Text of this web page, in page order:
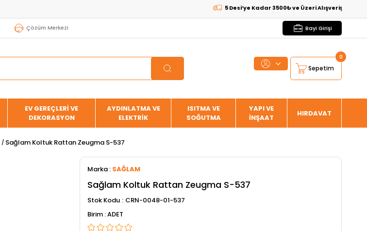
5 Desi’ye Kadar 3500₺ ve Üzeri AlışverişlerdeKARGO
Çözüm Merkezi Bayi Girişi
Sepetim
0
EV GEREÇLERİ VE
DEKORASYON
AYDINLATMA VE
ELEKTRİK
ISITMA VE
SOĞUTMA
YAPI VE
İNŞAAT
HIRDAVAT
Sağlam Koltuk Rattan Zeugma S-537
Marka : SAĞLAM
Sağlam Koltuk Rattan Zeugma S-537
Stok Kodu
CRN-0048-01-537
ADET